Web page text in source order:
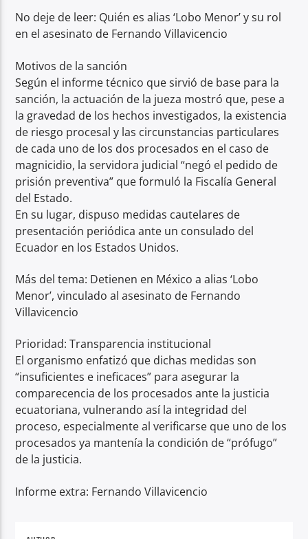
No deje de leer: Quién es alias ‘Lobo Menor’ y su rol
en el asesinato de Fernando Villavicencio
Motivos de la sanción
Según el informe técnico que sirvió de base para la
sanción, la actuación de la jueza mostró que, pese a
la gravedad de los hechos investigados, la existencia
de riesgo procesal y las circunstancias particulares
de cada uno de los dos procesados en el caso de
magnicidio, la servidora judicial “negó el pedido de
prisión preventiva” que formuló la Fiscalía General
del Estado.
En su lugar, dispuso medidas cautelares de
presentación periódica ante un consulado del
Ecuador en los Estados Unidos.
Más del tema: Detienen en México a alias ‘Lobo
Menor’, vinculado al asesinato de Fernando
Villavicencio
Prioridad: Transparencia institucional
El organismo enfatizó que dichas medidas son
“insuficientes e ineficaces” para asegurar la
comparecencia de los procesados ante la justicia
ecuatoriana, vulnerando así la integridad del
proceso, especialmente al verificarse que uno de los
procesados ya mantenía la condición de “prófugo”
de la justicia.
Informe extra: Fernando Villavicencio